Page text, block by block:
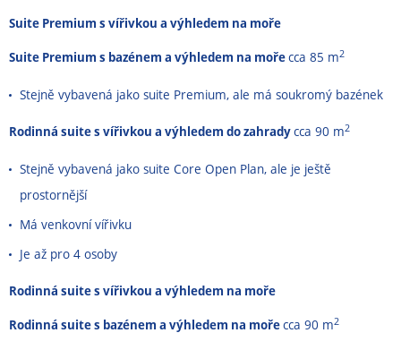
Suite Premium s vířivkou a výhledem na moře
Suite Premium s bazénem a výhledem na mořecca 85 m2
Stejně vybavená jako suite Premium, ale má soukromý bazének
Rodinná suite s vířivkou a výhledem do zahradycca 90 m2
Stejně vybavená jako suite Core Open Plan, ale je ještě
prostornější
Má venkovní vířivku
Je až pro 4 osoby
Rodinná suite s vířivkou a výhledem na moře
Rodinná suite s bazénem a výhledem na mořecca 90 m2